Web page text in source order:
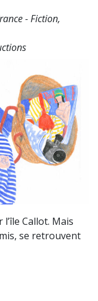
- Fiction,
Callot. Mais
se retrouvent